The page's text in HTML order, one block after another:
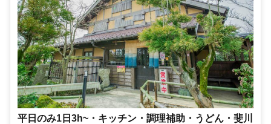
平日のみ1日3h~・キッチン・調理補助・うどん・斐川